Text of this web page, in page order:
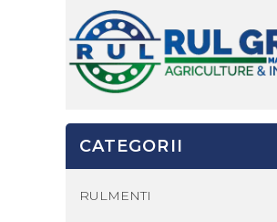
CATEGORII
RULMENTI